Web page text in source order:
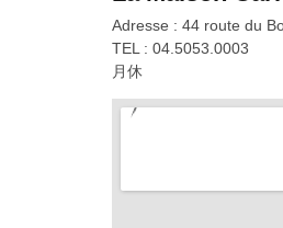
Adresse : 44 route du
TEL : 04.5053.0003
月休